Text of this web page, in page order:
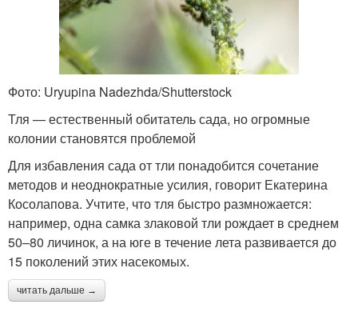
Фото: Uryupina Nadezhda/Shutterstock
Тля — естественный обитатель сада, но огромные
колонии становятся проблемой
Для избавления сада от тли понадобится сочетание
методов и неоднократные усилия, говорит Екатерина
Косолапова. Учтите, что тля быстро размножается:
например, одна самка злаковой тли рождает в среднем
50–80 личинок, а на юге в течение лета развивается до
15 поколений этих насекомых.
читать дальше →